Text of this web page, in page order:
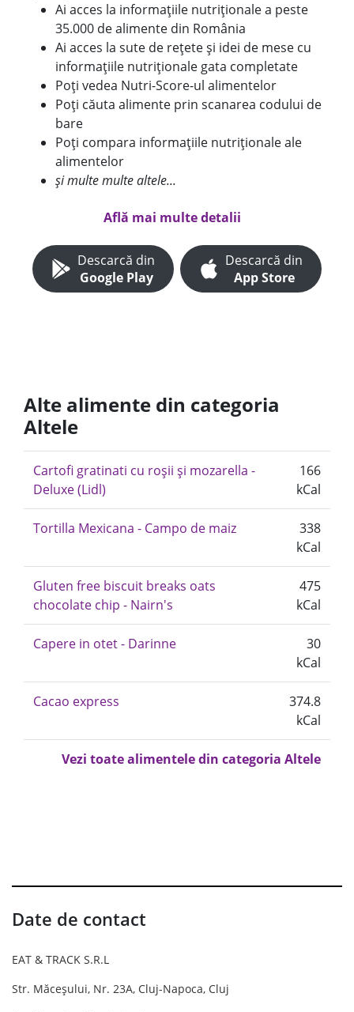
Ai acces la informațiile nutriționale a peste
35.000 de alimente din România
Ai acces la sute de rețete și idei de mese cu
informațiile nutriționale gata completate
Poți vedea Nutri-Score-ul alimentelor
Poți căuta alimente prin scanarea codului de
bare
Poți compara informațiile nutriționale ale
alimentelor
și multe multe altele...
Află mai multe detalii
Descarcă din
Google Play
Descarcă din
App Store
Alte alimente din categoria
Altele
Cartofi gratinati cu roșii și mozarella -
Deluxe (Lidl)
166
kCal
Tortilla Mexicana - Campo de maiz
338
kCal
Gluten free biscuit breaks oats
chocolate chip - Nairn's
475
kCal
Capere in otet - Darinne
30
kCal
Cacao express
374.8
kCal
Vezi toate alimentele din categoria Altele
Date de contact
EAT & TRACK S.R.L
Str. Măceșului, Nr. 23A, Cluj-Napoca, Cluj